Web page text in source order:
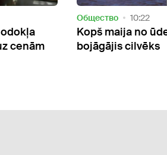
cenām
Oбщество 10:22
Kopš maija no
bojāgājis cilvēks